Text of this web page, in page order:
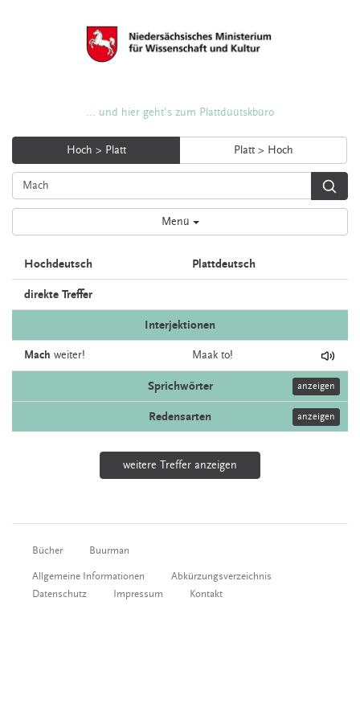
... und hier geht's zum Plattdüütskbüro
Hoch > Platt Platt > Hoch
Menü
Hochdeutsch Plattdeutsch
direkte Treffer
Interjektionen
Mach weiter! Maak to!
Sprichwörter anzeigen
Redensarten anzeigen
weitere Treffer anzeigen
Bücher Buurman
Allgemeine Informationen
Abkürzungsverzeichnis
Datenschutz
Impressum Kontakt